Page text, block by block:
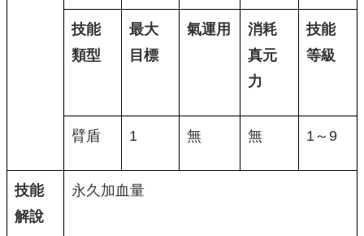
技能
類型
最大
目標
氣運用
消耗
真元
力
技能
等級
臂盾 1 無 無 1～9
技能
解說
永久加血量